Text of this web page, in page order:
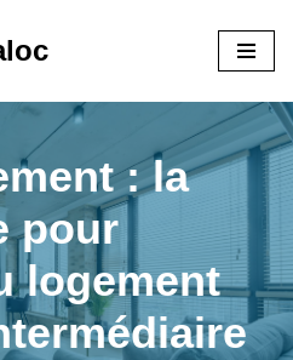
: la
pour
logement